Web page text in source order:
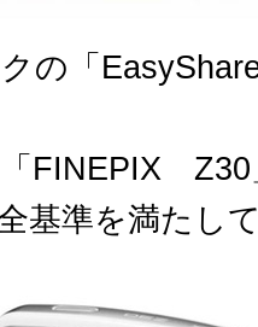
の「
FINEPIX Z30
基準を満たし